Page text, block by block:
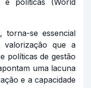
e políticas (World
torna-se essencial
que a
políticas de gestão
uma lacuna
e a capacidade